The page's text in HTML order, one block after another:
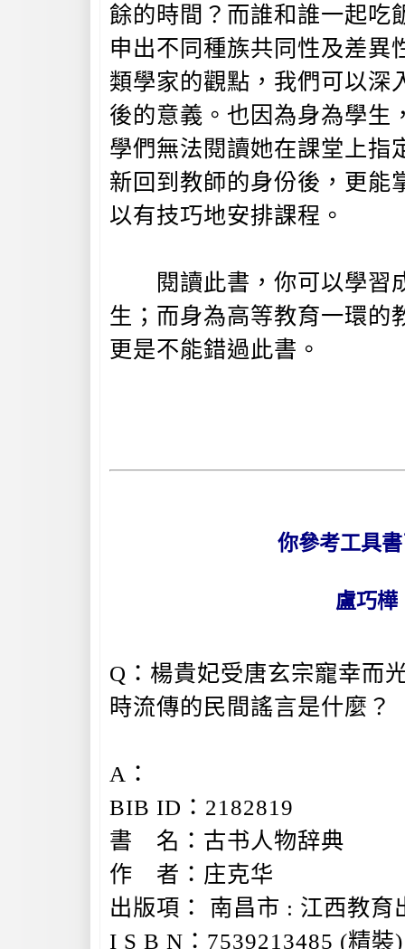
餘的時間？而誰和誰一起吃
申出不同種族共同性及差異
類學家的觀點，我們可以深
後的意義。也因為身為學生
學們無法閱讀她在課堂上指
新回到教師的身份後，更能
以有技巧地安排課程。
閱讀此書，你可以學習
生；而身為高等教育一環的
更是不能錯過此書。
你參考工具
盧巧樺
Q：楊貴妃受唐玄宗寵幸而
時流傳的民間謠言是什麼？
A：
BIB ID：2182819
書 名：古书人物辞典
作 者：庄克华
出版項： 南昌市 : 江西教育
I S B N：7539213485 (精裝)